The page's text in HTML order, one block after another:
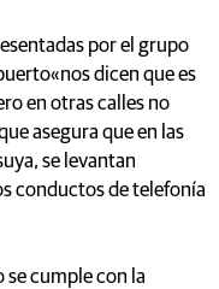
por el grupo
dicen que es
en otras calles no
asegura que en las
se levantan
conductos de telefonía
se cumple con la